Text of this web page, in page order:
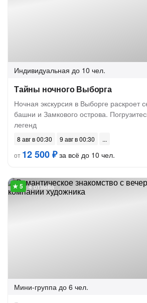
Индивидуальная до 10 чел.
Тайны ночного Выборга
Ночная экскурсия в Выборге раскроет
башни и Замкового острова.
легенд
8 авг в 00:30
9 авг в 00:30
от 12 500 ₽за всё до 10 чел.
4 отзыва
Мини-группа до 6 чел.